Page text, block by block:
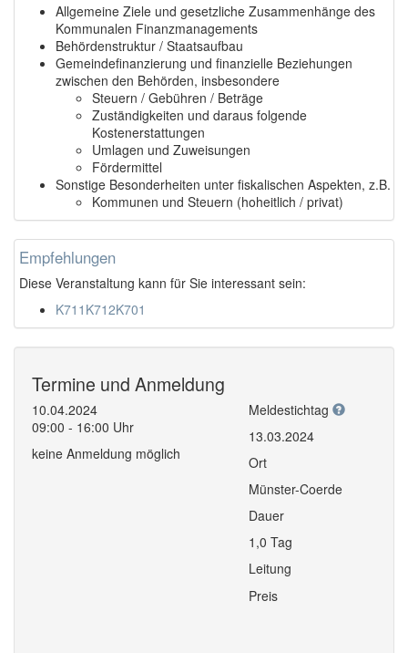
Allgemeine Ziele und gesetzliche Zusammenhänge des
Kommunalen Finanzmanagements
Behördenstruktur / Staatsaufbau
Gemeindefinanzierung und finanzielle Beziehungen
zwischen den Behörden, insbesondere
Steuern / Gebühren / Beträge
Zuständigkeiten und daraus folgende
Kostenerstattungen
Umlagen und Zuweisungen
Fördermittel
Sonstige Besonderheiten unter fiskalischen Aspekten, z.B.
Kommunen und Steuern (hoheitlich / privat)
Empfehlungen
Diese Veranstaltung kann für Sie interessant sein:
K711K712K701
Termine und Anmeldung
10.04.2024
09:00 - 16:00 Uhr
keine Anmeldung möglich
Meldestichtag
13.03.2024
Ort
Münster-Coerde
Dauer
1,0 Tag
Leitung
Preis